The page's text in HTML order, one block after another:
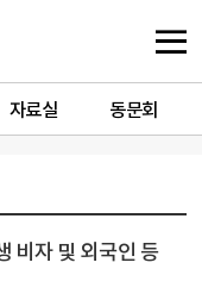
자료실 동문회
비자 및 외국인 등